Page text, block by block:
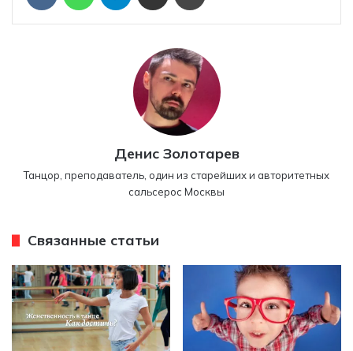
VKontakte WhatsApp Telegram
Денис Золотарев
Танцор, преподаватель, один из старейших и авторитетных
сальсерос Москвы
Связанные статьи